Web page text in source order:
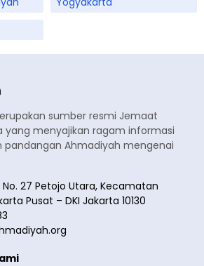
sumber resmi Jemaat
yang menyajikan ragam informasi
pandangan Ahmadiyah mengenai
No. 27 Petojo Utara, Kecamatan
Pusat – DKI Jakarta 10130